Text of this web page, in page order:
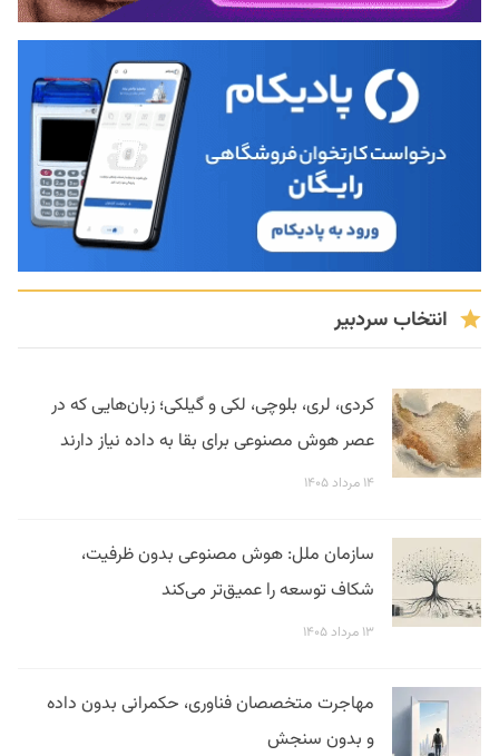
انتخاب سردبیر
کردی، لری، بلوچی، لکی و گیلکی؛ زبان‌هایی که در
عصر هوش مصنوعی برای بقا به داده نیاز دارند
۱۴ مرداد ۱۴۰۵
سازمان ملل: هوش مصنوعی بدون ظرفیت،
شکاف توسعه را عمیق‌تر می‌کند
۱۳ مرداد ۱۴۰۵
مهاجرت متخصصان فناوری، حکمرانی بدون داده
و بدون سنجش